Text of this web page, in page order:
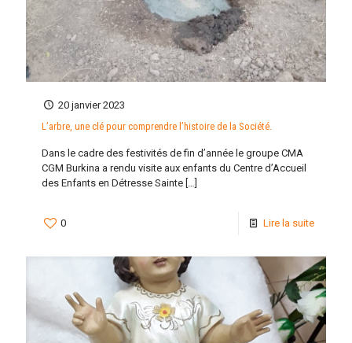
20 janvier 2023
L’arbre, une clé pour comprendre l’histoire de la Société.
Dans le cadre des festivités de fin d’année le groupe CMA
CGM Burkina a rendu visite aux enfants du Centre d’Accueil
des Enfants en Détresse Sainte […]
0 Lire la suite